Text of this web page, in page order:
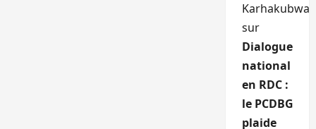
Karhakubwa
sur
Dialogue
national
en RDC :
le PCDBG
plaide